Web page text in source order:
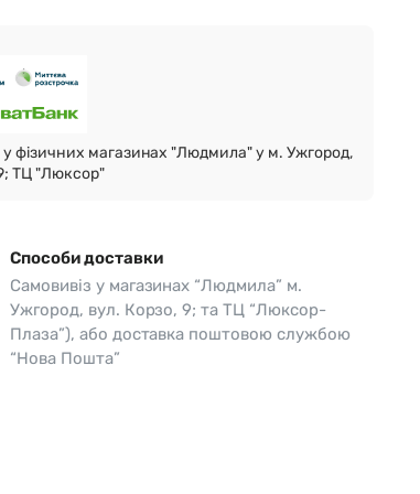
Swiss Alpine Military 🇨🇭
Tissot 🇨🇭
фізичних магазинах "Людмила" у м. Ужгород,
ТЦ "Люксор"
Способи доставки
Самовивіз у магазинах “Людмила” м.
Ужгород, вул. Корзо, 9; та ТЦ “Люксор-
Плаза”), або доставка поштовою службою
“Нова Пошта”